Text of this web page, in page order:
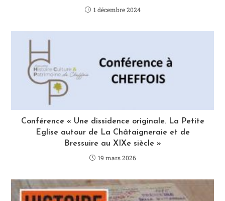
1 décembre 2024
Conférence « Une dissidence originale. La Petite
Eglise autour de La Châtaigneraie et de
Bressuire au XIXe siècle »
19 mars 2026